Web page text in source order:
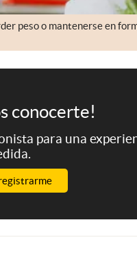
peso o mantenerse en
conocerte!
para una